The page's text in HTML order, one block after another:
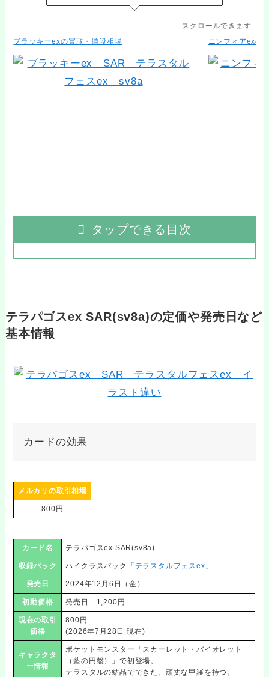
スクロールできます
ブラッキーexの買取・値段相場
ニンフィアexの
タップできる目次
テラパゴスex SAR(sv8a)の定価や発売日など
基本情報
カードの効果
メルカリの取引相場
800円
カード名 テラパゴスex SAR(sv8a)
収録パック ハイクラスパック 「テラスタルフェスex」
発売日 2024年12月6日（金）
初動価格 発売日 1,200円
現在の取引
価格
800円
(2026年7月28日 現在)
キャラクタ
ー情報
ポケットモンスター「スカーレット・バイオレット
（藍の円盤）」で初登場。
テラスタルの結晶でできた、頑丈な甲羅を持つ。